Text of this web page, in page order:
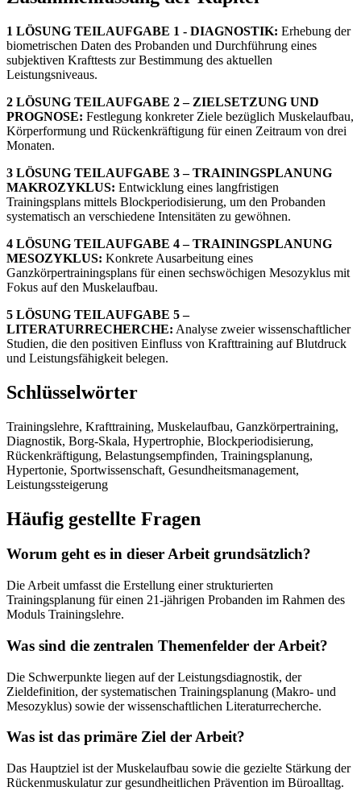
1 LÖSUNG TEILAUFGABE 1 - DIAGNOSTIK: Erhebung der
biometrischen Daten des Probanden und Durchführung eines
subjektiven Krafttests zur Bestimmung des aktuellen
Leistungsniveaus.
2 LÖSUNG TEILAUFGABE 2 – ZIELSETZUNG UND
PROGNOSE: Festlegung konkreter Ziele bezüglich Muskelaufbau,
Körperformung und Rückenkräftigung für einen Zeitraum von drei
Monaten.
3 LÖSUNG TEILAUFGABE 3 – TRAININGSPLANUNG
MAKROZYKLUS: Entwicklung eines langfristigen
Trainingsplans mittels Blockperiodisierung, um den Probanden
systematisch an verschiedene Intensitäten zu gewöhnen.
4 LÖSUNG TEILAUFGABE 4 – TRAININGSPLANUNG
MESOZYKLUS: Konkrete Ausarbeitung eines
Ganzkörpertrainingsplans für einen sechswöchigen Mesozyklus mit
Fokus auf den Muskelaufbau.
5 LÖSUNG TEILAUFGABE 5 –
LITERATURRECHERCHE: Analyse zweier wissenschaftlicher
Studien, die den positiven Einfluss von Krafttraining auf Blutdruck
und Leistungsfähigkeit belegen.
Schlüsselwörter
Trainingslehre, Krafttraining, Muskelaufbau, Ganzkörpertraining,
Diagnostik, Borg-Skala, Hypertrophie, Blockperiodisierung,
Rückenkräftigung, Belastungsempfinden, Trainingsplanung,
Hypertonie, Sportwissenschaft, Gesundheitsmanagement,
Leistungssteigerung
Häufig gestellte Fragen
Worum geht es in dieser Arbeit grundsätzlich?
Die Arbeit umfasst die Erstellung einer strukturierten
Trainingsplanung für einen 21-jährigen Probanden im Rahmen des
Moduls Trainingslehre.
Was sind die zentralen Themenfelder der Arbeit?
Die Schwerpunkte liegen auf der Leistungsdiagnostik, der
Zieldefinition, der systematischen Trainingsplanung (Makro- und
Mesozyklus) sowie der wissenschaftlichen Literaturrecherche.
Was ist das primäre Ziel der Arbeit?
Das Hauptziel ist der Muskelaufbau sowie die gezielte Stärkung der
Rückenmuskulatur zur gesundheitlichen Prävention im Büroalltag.